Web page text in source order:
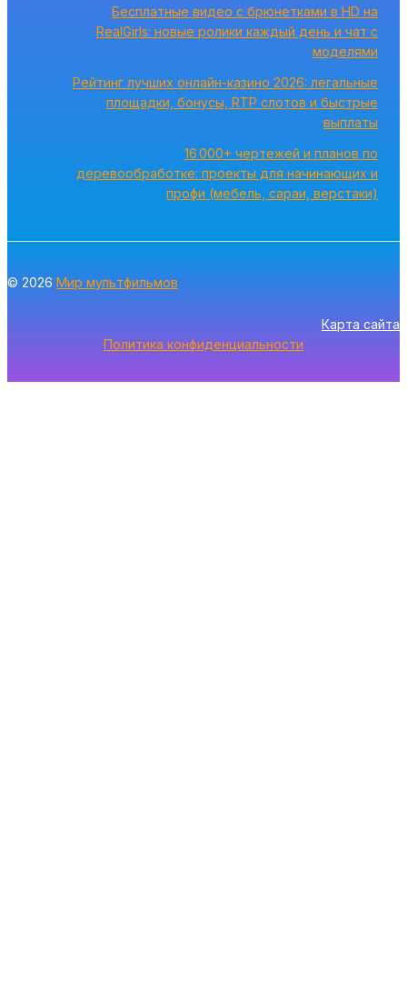
Бесплатные видео с брюнетками в HD на
RealGirls: новые ролики каждый день и чат с
моделями
Рейтинг лучших онлайн-казино 2026: легальные
площадки, бонусы, RTP слотов и быстрые
выплаты
16 000+ чертежей и планов по
деревообработке: проекты для начинающих и
профи (мебель, сараи, верстаки)
© 2026 Мир мультфильмов
Карта сайта
Политика конфиденциальности